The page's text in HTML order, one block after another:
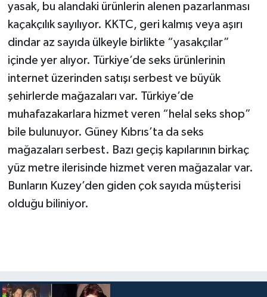
yasak, bu alandaki ürünlerin alenen pazarlanması
kaçakçılık sayılıyor. KKTC, geri kalmış veya aşırı
dindar az sayıda ülkeyle birlikte “yasakçılar”
içinde yer alıyor. Türkiye’de seks ürünlerinin
internet üzerinden satışı serbest ve büyük
şehirlerde mağazaları var. Türkiye’de
muhafazakarlara hizmet veren “helal seks shop”
bile bulunuyor. Güney Kıbrıs’ta da seks
mağazaları serbest. Bazı geçiş kapılarının birkaç
yüz metre ilerisinde hizmet veren mağazalar var.
Bunların Kuzey’den giden çok sayıda müşterisi
olduğu biliniyor.